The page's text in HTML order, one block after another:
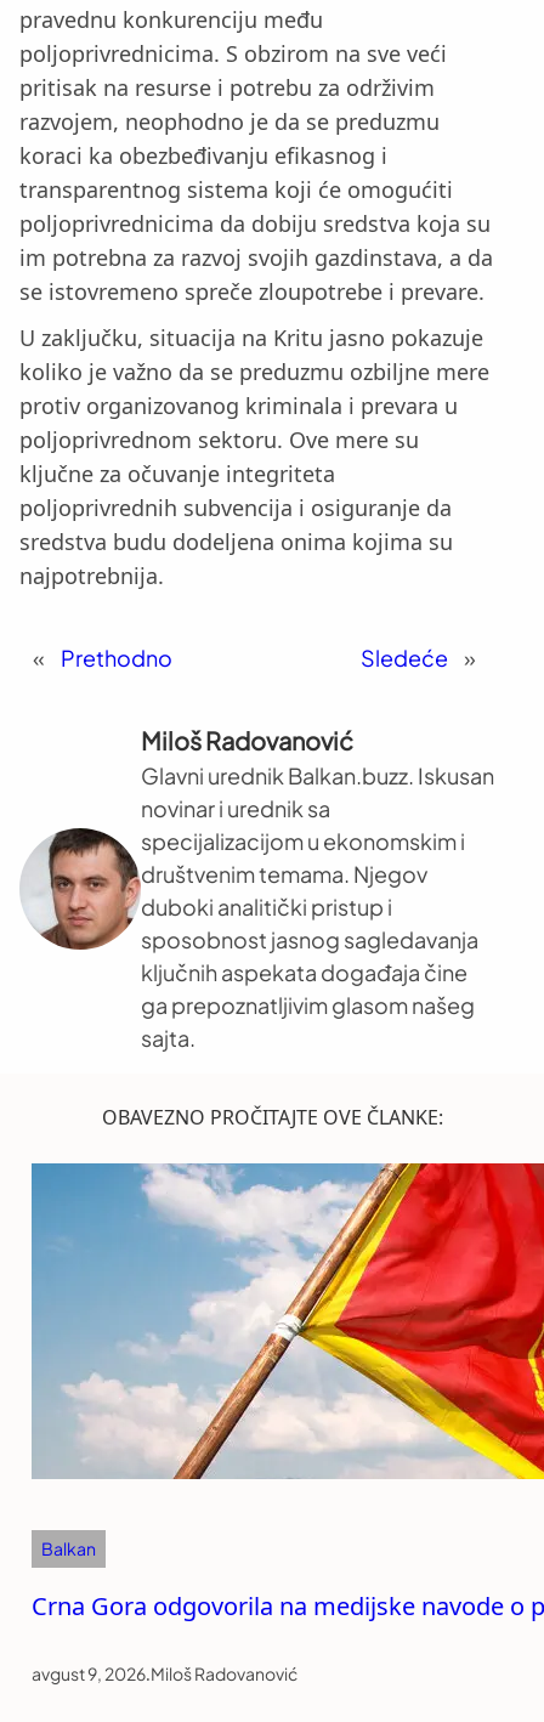
pravednu konkurenciju među
poljoprivrednicima. S obzirom na sve veći
pritisak na resurse i potrebu za održivim
razvojem, neophodno je da se preduzmu
koraci ka obezbeđivanju efikasnog i
transparentnog sistema koji će omogućiti
poljoprivrednicima da dobiju sredstva koja su
im potrebna za razvoj svojih gazdinstava, a da
se istovremeno spreče zloupotrebe i prevare.
U zaključku, situacija na Kritu jasno pokazuje
koliko je važno da se preduzmu ozbiljne mere
protiv organizovanog kriminala i prevara u
poljoprivrednom sektoru. Ove mere su
ključne za očuvanje integriteta
poljoprivrednih subvencija i osiguranje da
sredstva budu dodeljena onima kojima su
najpotrebnija.
« Prethodno Sledeće »
Miloš Radovanović
Glavni urednik Balkan.buzz. Iskusan
novinar i urednik sa
specijalizacijom u ekonomskim i
društvenim temama. Njegov
duboki analitički pristup i
sposobnost jasnog sagledavanja
ključnih aspekata događaja čine
ga prepoznatljivim glasom našeg
sajta.
OBAVEZNO PROČITAJTE OVE ČLANKE:
Balkan
Crna Gora odgovorila na medijske navode o
avgust 9, 2026.Miloš Radovanović